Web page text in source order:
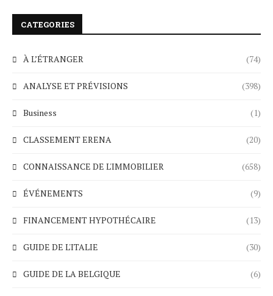
CATEGORIES
À L’ÉTRANGER (74)
ANALYSE ET PRÉVISIONS (398)
Business (1)
CLASSEMENT ERENA (20)
CONNAISSANCE DE L'IMMOBILIER (658)
ÉVÉNEMENTS (9)
FINANCEMENT HYPOTHÉCAIRE (13)
GUIDE DE L'ITALIE (30)
GUIDE DE LA BELGIQUE (6)